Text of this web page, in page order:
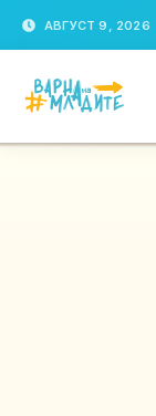
АВГУСТ 9, 2026